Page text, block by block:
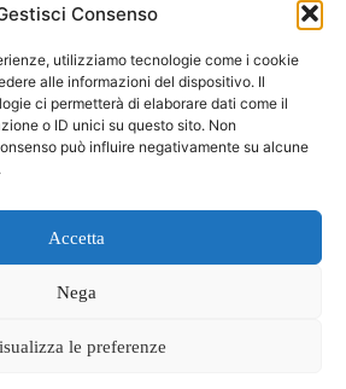
Consenso
utilizziamo tecnologie come i cookie
alle informazioni del dispositivo. Il
ci permetterà di elaborare dati come il
o ID unici su questo sito. Non
può influire negativamente su alcune
Accetta
Nega
le preferenze
consegnamo
FAQ